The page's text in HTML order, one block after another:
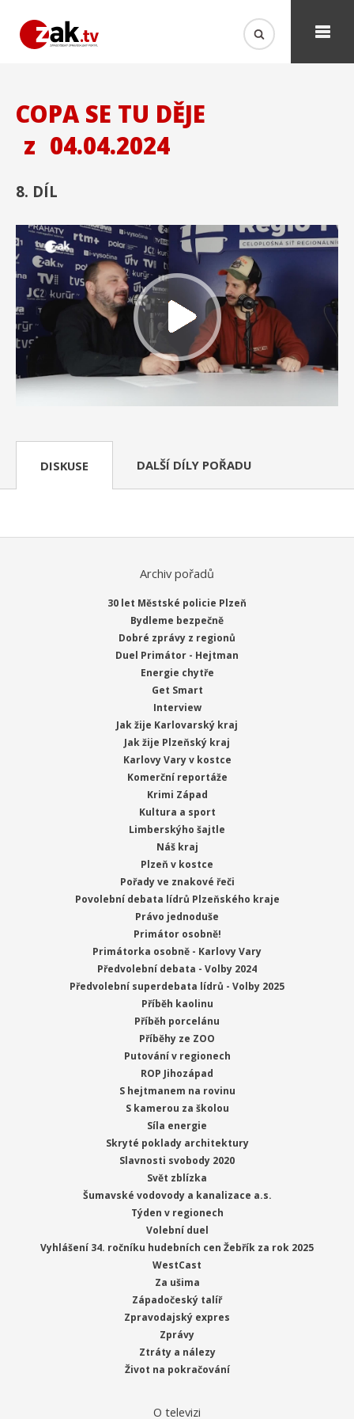
COPA SE TU DĚJE
z 04.04.2024
8. DÍL
DISKUSE DALŠÍ DÍLY POŘADU
Archiv pořadů
30 let Městské policie Plzeň
Bydleme bezpečně
Dobré zprávy z regionů
Duel Primátor - Hejtman
Energie chytře
Get Smart
Interview
Jak žije Karlovarský kraj
Jak žije Plzeňský kraj
Karlovy Vary v kostce
Komerční reportáže
Krimi Západ
Kultura a sport
Limberskýho šajtle
Náš kraj
Plzeň v kostce
Pořady ve znakové řeči
Povolební debata lídrů Plzeňského kraje
Právo jednoduše
Primátor osobně!
Primátorka osobně - Karlovy Vary
Předvolební debata - Volby 2024
Předvolební superdebata lídrů - Volby 2025
Příběh kaolinu
Příběh porcelánu
Příběhy ze ZOO
Putování v regionech
ROP Jihozápad
S hejtmanem na rovinu
S kamerou za školou
Síla energie
Skryté poklady architektury
Slavnosti svobody 2020
Svět zblízka
Šumavské vodovody a kanalizace a.s.
Týden v regionech
Volební duel
Vyhlášení 34. ročníku hudebních cen Žebřík za rok 2025
WestCast
Za ušima
Západočeský talíř
Zpravodajský expres
Zprávy
Ztráty a nálezy
Život na pokračování
O televizi